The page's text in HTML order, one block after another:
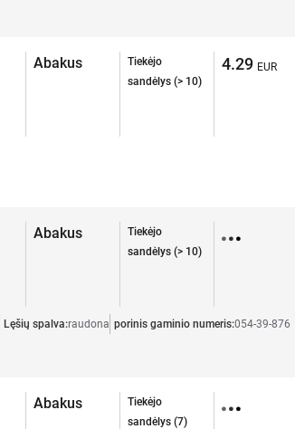
Abakus
Tiekėjo
sandėlys (> 10)
4.29
Abakus
Tiekėjo
sandėlys (> 10)
Lęšių spalva:raudona porinis gaminio numeris:054-39-876
Abakus
Tiekėjo
sandėlys (7)